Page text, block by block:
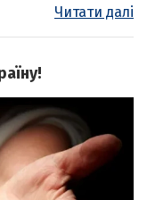
Читати далі